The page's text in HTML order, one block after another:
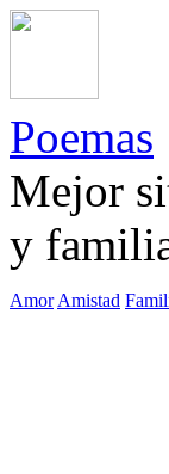
Poemas
Mejor
y
Amor Amistad